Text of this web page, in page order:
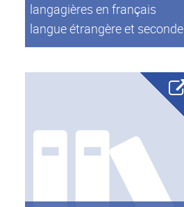
langagières en français
langue étrangère et seconde